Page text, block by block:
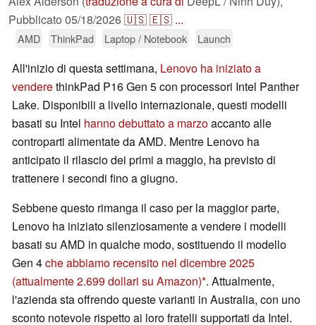
Pubblicato 05/18/2026🇺🇸🇪🇸 ...
AMD ThinkPad Laptop / Notebook Launch
All'inizio di questa settimana, Lenovo ha iniziato a
venderethinkPad P16 Gen 5 con processori Intel Panther
Lake. Disponibili a livello internazionale, questi modelli
basati su Intel hanno debuttato a marzoaccanto alle
controparti alimentate da AMD. Mentre Lenovo ha
anticipato il rilascio dei primi a maggio, ha previsto di
trattenere i secondi fino a giugno.
Sebbene questo rimanga il caso per la maggior parte,
Lenovo ha iniziato silenziosamente a vendere i modelli
basati su AMD in qualche modo, sostituendo il modello
Gen 4che abbiamo recensito nel dicembre 2025
(attualmente 2.699 dollari su Amazon) . Attualmente,
l'azienda sta offrendo queste varianti in Australia, con uno
sconto notevole rispetto ai loro fratelli supportati da Intel.